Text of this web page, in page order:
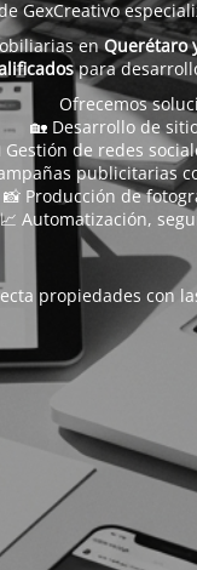
GexCreativo
enQuerétaro
para
Ofrecemos
🏡 Desarrollo de
Gestión de redes
publicitarias
📸 Producción de
📈 Automatización,
propiedades con